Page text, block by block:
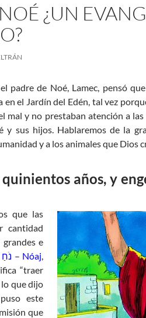
¿UN
padre de Noé, Lamec, pensó
el Jardín del Edén, tal vez
mal y no prestaban atención a
y sus hijos. Hablaremos de la
y a los animales que Dios
años, y
que las
cantidad
grandes e
נֹחַ – Nóaj
“traer
que dijo
este
que